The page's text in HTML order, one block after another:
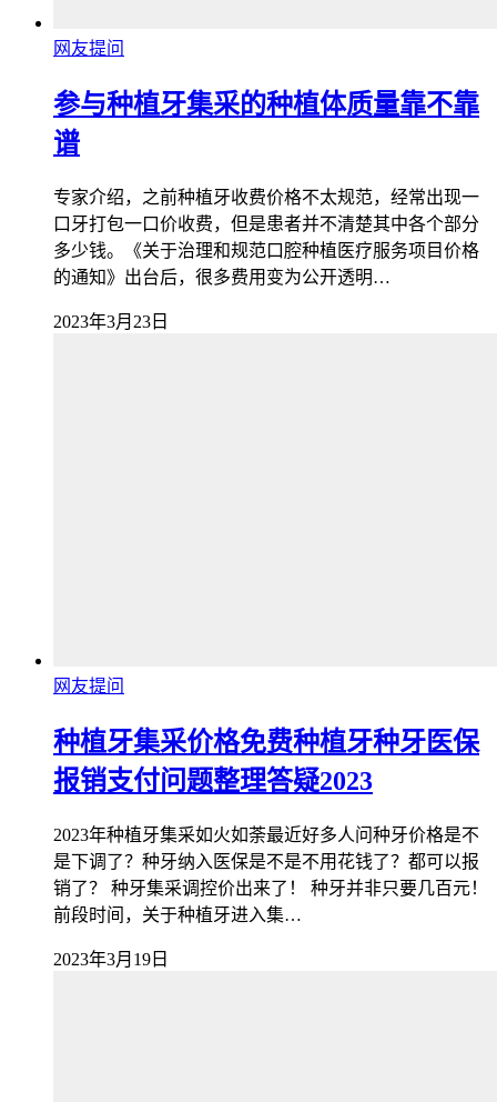
网友提问
参与种植牙集采的种植体质量靠不靠
谱
专家介绍，之前种植牙收费价格不太规范，经常出现一
口牙打包一口价收费，但是患者并不清楚其中各个部分
多少钱。《关于治理和规范口腔种植医疗服务项目价格
的通知》出台后，很多费用变为公开透明…
2023年3月23日
网友提问
种植牙集采价格免费种植牙种牙医保
报销支付问题整理答疑2023
2023年种植牙集采如火如荼最近好多人问种牙价格是不
是下调了？种牙纳入医保是不是不用花钱了？都可以报
销了？ 种牙集采调控价出来了！ 种牙并非只要几百元！
前段时间，关于种植牙进入集…
2023年3月19日